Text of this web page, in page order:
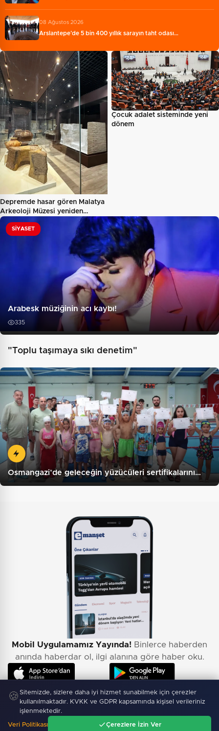
08 Ağustos 2026
Arslantepe’de 5 bin 400 yıllık sarayın taht odası…
Depremde hasar gören Malatya
Arkeoloji Müzesi yeniden…
Çocuk adalet sisteminde yeni
dönem
SIYASET
Arabesk müziğinin acı kaybı!
335
"Toplu taşımaya sıkı denetim"
Osmangazi’de geleceğin yüzücüleri sertifikalarını…
Mobil Uygulamamız Yayında! Binlerce haberden
anında haberdar ol, ilgi alanına göre haber oku.
🍪 Sitemizde, sizlere daha iyi hizmet sunabilmek için çerezler
kullanılmaktadır. KVKK ve GDPR kapsamında kişisel verileriniz
işlenmektedir.
Veri Politikası Çerezlere İzin Ver